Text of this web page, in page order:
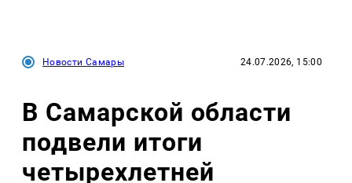
Новости Самары 24.07.2026, 15:00
В Самарской области
подвели итоги
четырехлетней